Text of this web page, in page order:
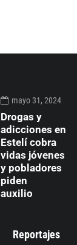
mayo 31, 2024
Drogas y
adicciones en
Estelí cobra
vidas jóvenes
y pobladores
piden
auxilio
Reportajes